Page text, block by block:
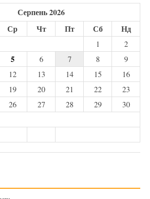
Серпень 2026
Ср Чт Пт Сб Нд
1
2
5 6 7 8
9
12 13 14 15
16
19 20 21 22
23
26 27 28 29
30